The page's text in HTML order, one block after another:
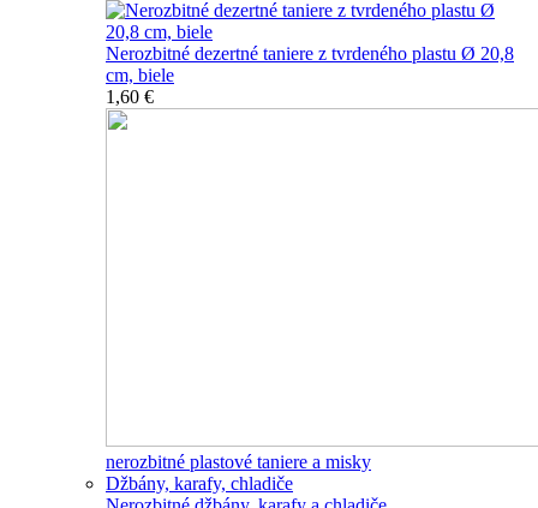
Nerozbitné dezertné taniere z tvrdeného plastu Ø 20,8
cm, biele
1,60 €
nerozbitné plastové taniere a misky
Džbány, karafy, chladiče